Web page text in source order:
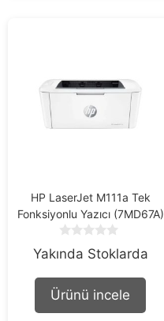
HP LaserJet M111a Tek
Fonksiyonlu Yazıcı (7MD67A)
o
o
f
Yakında Stoklarda
Ürünü incele